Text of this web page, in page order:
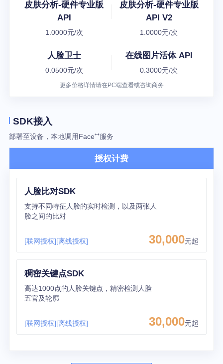
皮肤分析-硬件专业版
API
1.0000元/次
皮肤分析-硬件专业版
API V2
1.0000元/次
人脸卫士
0.0500元/次
在线图片活体 API
0.3000元/次
更多价格详情请在PC端查看或咨询商务
SDK接入
部署至设备，本地调用Face⁺⁺服务
授权计费
人脸比对SDK
支持不同特征人脸的实时检测，以及两张人
脸之间的比对
[联网授权][离线授权] 30,000元起
稠密关键点SDK
高达1000点的人脸关键点，精密检测人脸
五官及轮廓
[联网授权][离线授权] 30,000元起